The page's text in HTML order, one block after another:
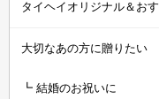
タイヘイオリジナル＆お
大切なあの方に贈りたい
┗ 結婚のお祝いに